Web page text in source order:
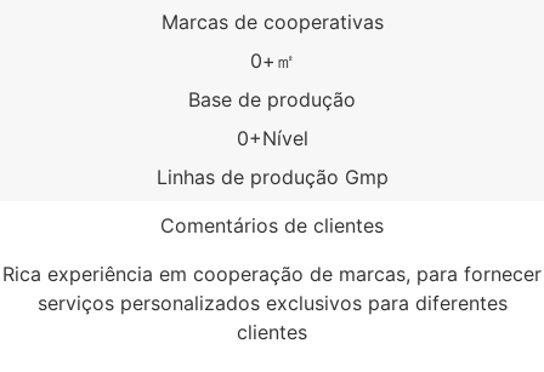
Marcas de cooperativas
Base de produção
0+㎡
Linhas de produção Gmp
0+Nível
Comentários de clientes
Rica experiência em cooperação de marcas, para fornecer
serviços personalizados exclusivos para diferentes
clientes